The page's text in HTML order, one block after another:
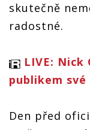
skutečně
radostné.
LIVE: Nick
publikem své
Den před